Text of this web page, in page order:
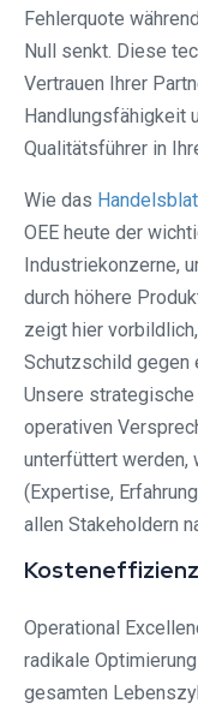
Fehlerquote
Null senkt. Diese
Vertrauen Ihrer
Handlungsfähigkeit
Qualitätsführer in
Wie das
OEE heute der
Industriekonzerne,
durch höhere
zeigt hier
Schutzschild gegen
Unsere
operativen
unterfüttert werden,
(Expertise,
allen Stakeholdern
Operational
radikale
gesamten